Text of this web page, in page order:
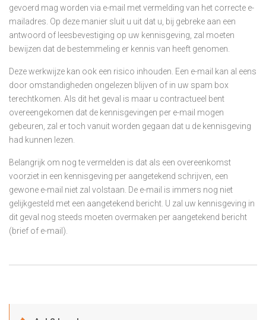
gevoerd mag worden via e-mail met vermelding van het correcte e-
mailadres. Op deze manier sluit u uit dat u, bij gebreke aan een
antwoord of leesbevestiging op uw kennisgeving, zal moeten
bewijzen dat de bestemmeling er kennis van heeft genomen.
Deze werkwijze kan ook een risico inhouden. Een e-mail kan al eens
door omstandigheden ongelezen blijven of in uw spam box
terechtkomen. Als dit het geval is maar u contractueel bent
overeengekomen dat de kennisgevingen per e-mail mogen
gebeuren, zal er toch vanuit worden gegaan dat u de kennisgeving
had kunnen lezen.
Belangrijk om nog te vermelden is dat als een overeenkomst
voorziet in een kennisgeving per aangetekend schrijven, een
gewone e-mail niet zal volstaan. De e-mail is immers nog niet
gelijkgesteld met een aangetekend bericht. U zal uw kennisgeving in
dit geval nog steeds moeten overmaken per aangetekend bericht
(brief of e-mail).